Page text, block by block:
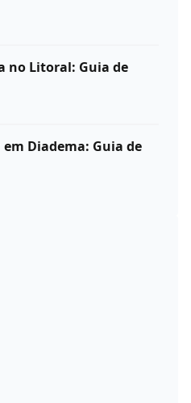
no Litoral: Guia de
Diadema: Guia de